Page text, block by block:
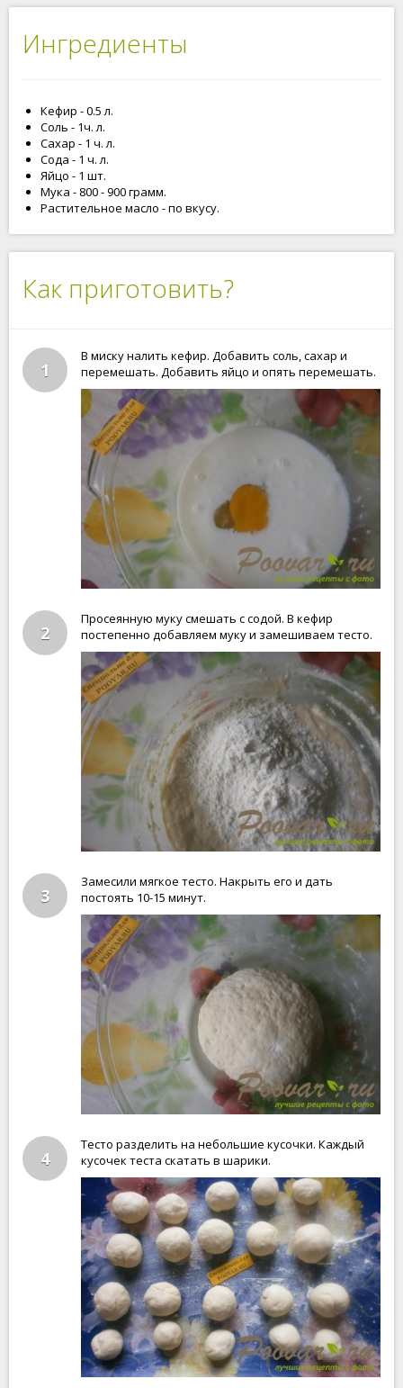
Ингредиенты
Кефир - 0.5 л.
Соль - 1ч. л.
Сахар - 1 ч. л.
Сода - 1 ч. л.
Яйцо - 1 шт.
Мука - 800 - 900 грамм.
Растительное масло - по вкусу.
Как приготовить?
1
В миску налить кефир. Добавить соль, сахар и
перемешать. Добавить яйцо и опять перемешать.
2
Просеянную муку смешать с содой. В кефир
постепенно добавляем муку и замешиваем тесто.
3
Замесили мягкое тесто. Накрыть его и дать
постоять 10-15 минут.
4
Тесто разделить на небольшие кусочки. Каждый
кусочек теста скатать в шарики.